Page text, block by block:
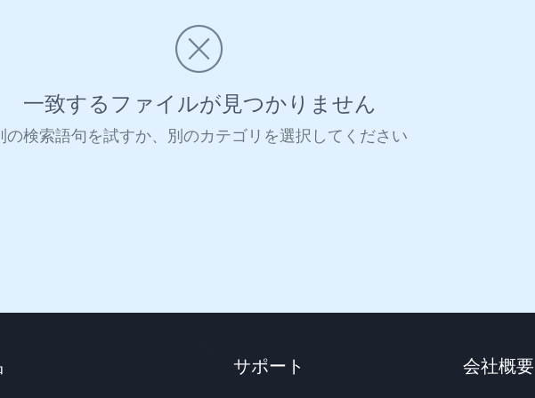
一致するファイルが見つかりません
の検索語句を試すか、別のカテゴリを選択してください
サポート 会社概要